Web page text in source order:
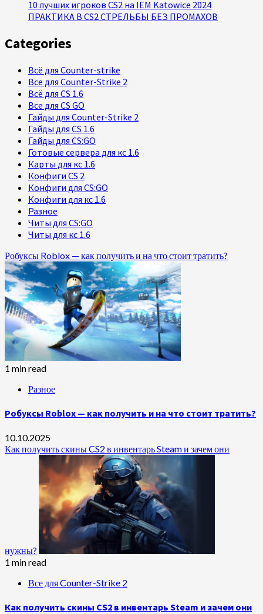
10 лучших игроков CS2 на IEM Katowice 2024
ПРАКТИКА В CS2 СТРЕЛЬБЫ БЕЗ ПРОМАХОВ
Categories
Всё для Counter-strike
Все для Counter-Strike 2
Всё для CS 1.6
Все для CS GO
Гайды для Counter-Strike 2
Гайды для CS 1.6
Гайды для CS:GO
Готовые сервера для кс 1.6
Карты для кс 1.6
Конфиги CS 2
Конфиги для CS:GO
Конфиги для кс 1.6
Разное
Читы для CS:GO
Читы для кс 1.6
Робуксы Roblox — как получить и на что стоит тратить?
1 min read
Разное
Робуксы Roblox — как получить и на что стоит тратить?
10.10.2025
Как получить скины CS2 в инвентарь Steam и зачем они
нужны?
1 min read
Все для Counter-Strike 2
Как получить скины CS2 в инвентарь Steam и зачем они